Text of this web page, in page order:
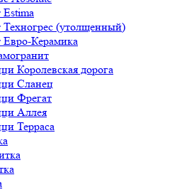
Estima
Техногрес (утолщенный)
Евро-Керамика
Королевская дорога
Сланец
Фрегат
Аллея
Терраса